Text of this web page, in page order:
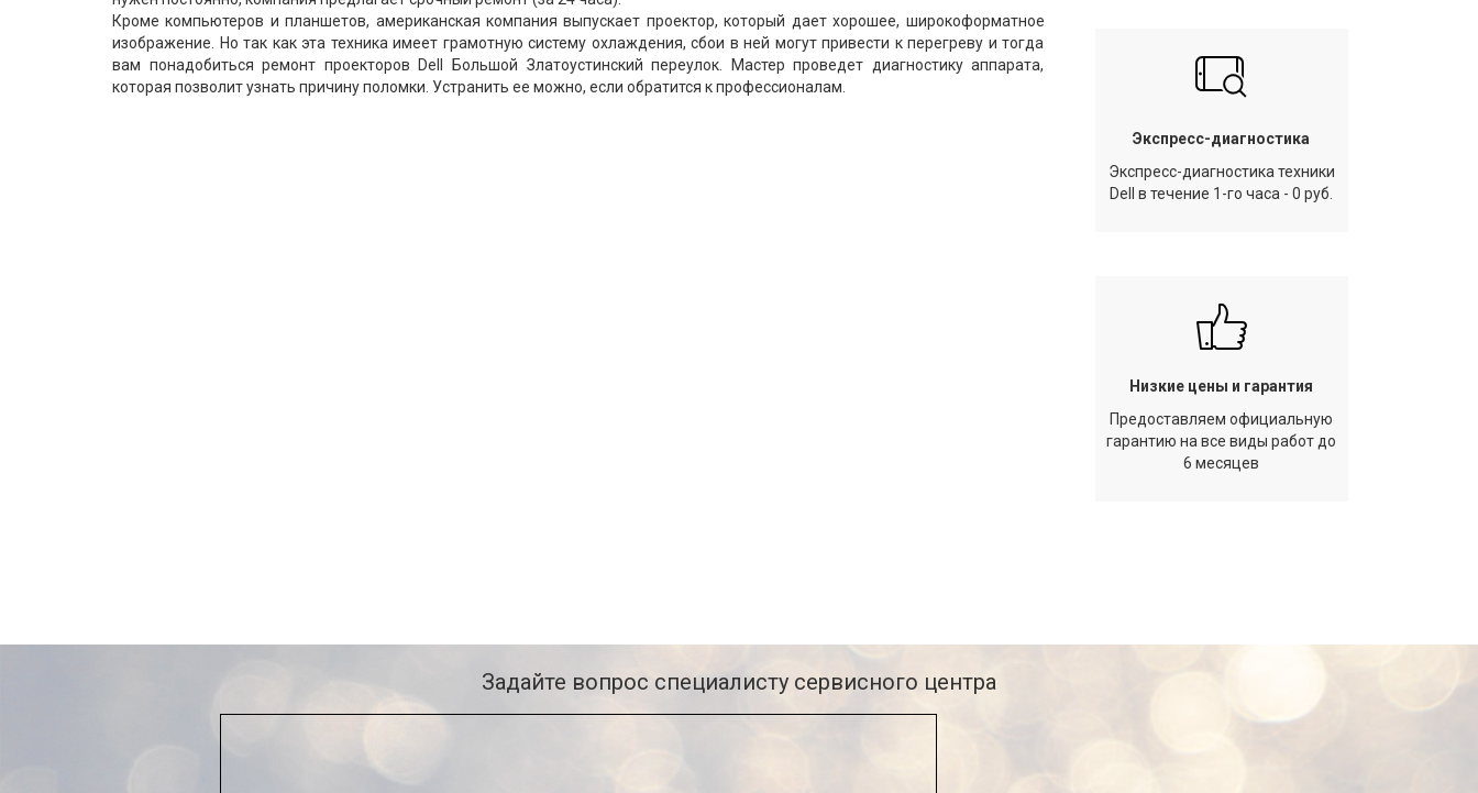
Кроме компьютеров и планшетов, американская компания выпускает проектор, который дает хорошее, широкоформатное
изображение. Но так как эта техника имеет грамотную систему охлаждения, сбои в ней могут привести к перегреву и тогда
вам понадобиться ремонт проекторов Dell Большой Златоустинский переулок. Мастер проведет диагностику аппарата,
которая позволит узнать причину поломки. Устранить ее можно, если обратится к профессионалам.
Экспресс-диагностика
Экспресс-диагностика техники
Dell в течение 1-го часа - 0 руб.
Низкие цены и гарантия
Предоставляем официальную
гарантию на все виды работ до
6 месяцев
Задайте вопрос специалисту сервисного центра